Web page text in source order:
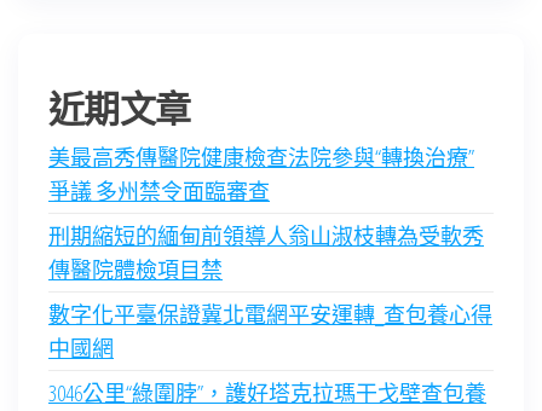
近期文章
美最高秀傳醫院健康檢查法院參與“轉換治療”
爭議 多州禁令面臨審查
刑期縮短的緬甸前領導人翁山淑枝轉為受軟秀
傳醫院體檢項目禁
數字化平臺保證冀北電網平安運轉_查包養心得
中國網
3046公里“綠圍脖”，護好塔克拉瑪干戈壁查包養